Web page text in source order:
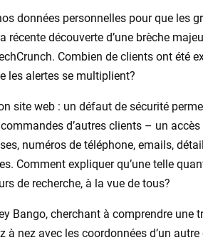
données personnelles pour que les
découverte d’une brèche
Combien de clients ont été
les alertes se multiplient?
site web : un défaut de sécurité
d’autres clients – un
numéros de téléphone, emails,
Comment expliquer qu’une telle
de recherche, à la vue de tous?
Bango, cherchant à comprendre une
à nez avec les coordonnées d’un